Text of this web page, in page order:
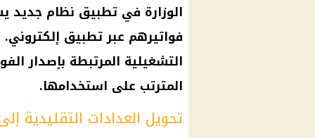
الوزارة في تطبيق نظام جديد
فواتيرهم عبر تطبيق
التشغيلية المرتبطة بإصدار
المترتب على استخدامها.
تحويل العدادات التقليدية